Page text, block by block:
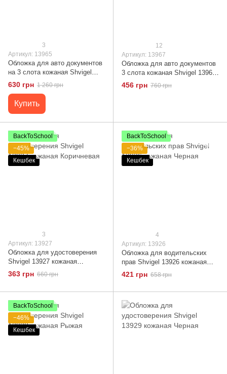
3
Артикул: 13965
Обложка для авто документов
на 3 слота кожаная Shvigel
13965 Красная
630 грн 1 260 грн
Купить
12
Артикул: 13967
Обложка для авто документов
3 слота кожаная Shvigel 13967
Коричневая
456 грн 760 грн
BackToSchool
−45%
Кешбек
3
Артикул: 13927
Обложка для удостоверения
Shvigel 13927 кожаная
Коричневая
363 грн 660 грн
BackToSchool
−36%
Кешбек
4
Артикул: 13926
Обложка для водительских
прав Shvigel 13926 кожаная
Черная
421 грн 658 грн
BackToSchool
−46%
Кешбек